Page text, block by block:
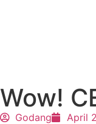
Wow!
Godang April